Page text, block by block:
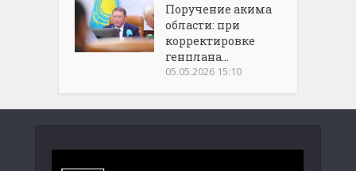
Поручение акима
области: при
корректировке
генплана...
05.05.2026 15:10